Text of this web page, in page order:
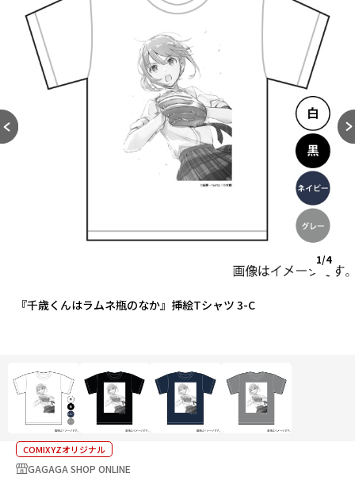
『千歳くんはラムネ瓶のなか』挿絵Tシャツ 3-C
1/4
COMIXYZオリジナル
GAGAGA SHOP ONLINE